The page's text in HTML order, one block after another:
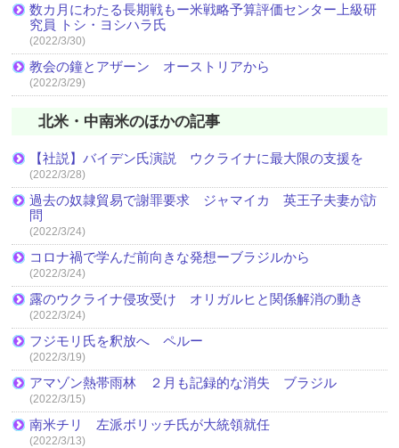
数カ月にわたる長期戦もー米戦略予算評価センター上級研
究員 トシ・ヨシハラ氏
(2022/3/30)
教会の鐘とアザーン オーストリアから
(2022/3/29)
北米・中南米のほかの記事
【社説】バイデン氏演説 ウクライナに最大限の支援を
(2022/3/28)
過去の奴隷貿易で謝罪要求 ジャマイカ 英王子夫妻が訪
問
(2022/3/24)
コロナ禍で学んだ前向きな発想ーブラジルから
(2022/3/24)
露のウクライナ侵攻受け オリガルヒと関係解消の動き
(2022/3/24)
フジモリ氏を釈放へ ペルー
(2022/3/19)
アマゾン熱帯雨林 ２月も記録的な消失 ブラジル
(2022/3/15)
南米チリ 左派ボリッチ氏が大統領就任
(2022/3/13)